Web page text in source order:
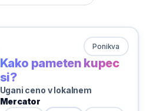
Ponikva
Kako pameten kupec
si?
Ugani ceno v lokalnem
Mercator